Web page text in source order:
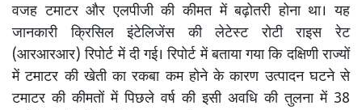
वजह टमाटर और एलपीजी की कीमत में बढ़ोतरी होना था। यह
जानकारी क्रिसिल इंटेलिजेंस की लेटेस्ट रोटी राइस रेट
(आरआरआर) रिपोर्ट में दी गई। रिपोर्ट में बताया गया कि दक्षिणी राज्यों
में टमाटर की खेती का रकबा कम होने के कारण उत्पादन घटने से
टमाटर की कीमतों में पिछले वर्ष की इसी अवधि की तुलना में 38